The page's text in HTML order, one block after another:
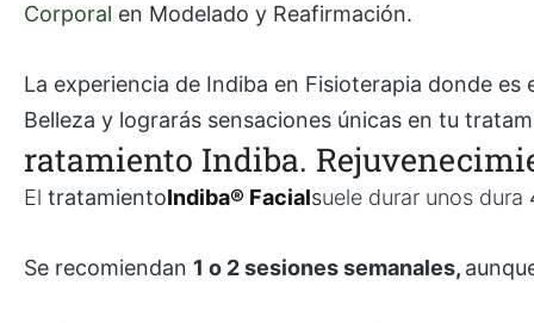
Corporal en Modelado y Reafirmación.
La experiencia de Indiba en Fisioterapia donde
Belleza y lograrás sensaciones únicas en tu
ratamiento Indiba.
El tratamientoIndiba® Facialsuele durar unos dura
Se recomiendan 1 o 2 sesiones semanales,